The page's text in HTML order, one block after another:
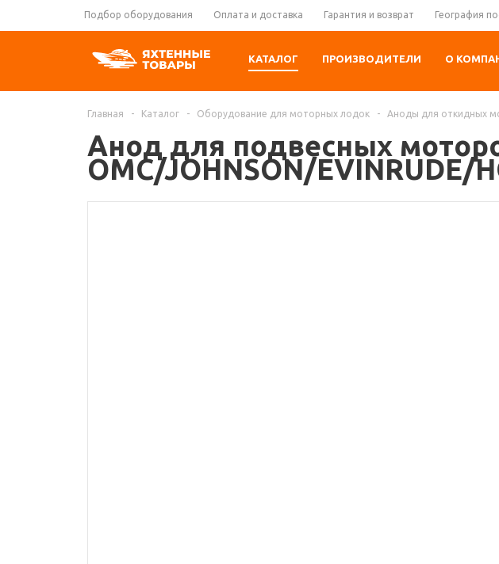
Подбор оборудования Оплата и доставка Гарантия и возврат География
КАТАЛОГ ПРОИЗВОДИТЕЛИ О
Главная - Каталог - Оборудование для моторных лодок - Аноды для откидных
Анод для подвесных
OMC/JOHNSON/EVINRUDE/